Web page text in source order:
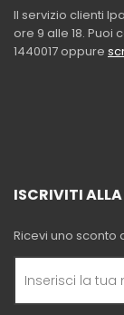
Il servizio clienti
ore 9 alle 18.
1440017 oppure
ISCRIVITI
Ricevi uno sconto